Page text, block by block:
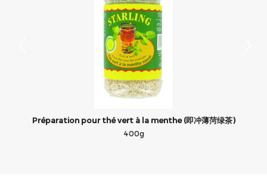
Préparation pour thé vert à la menthe (即冲薄菏绿茶)
400g